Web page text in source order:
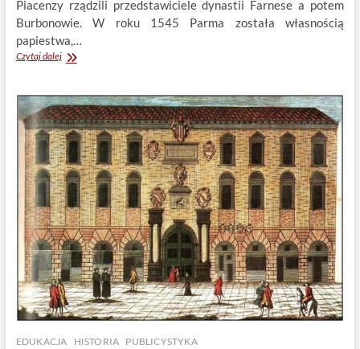
Piacenzy rządzili przedstawiciele dynastii Farnese a potem
Burbonowie. W roku 1545 Parma została własnością
papiestwa,…
Czytaj dalejKsięstwo
Piacenzy
300
lat
temu
EDUKACJA HISTORIA PUBLICYSTYKA